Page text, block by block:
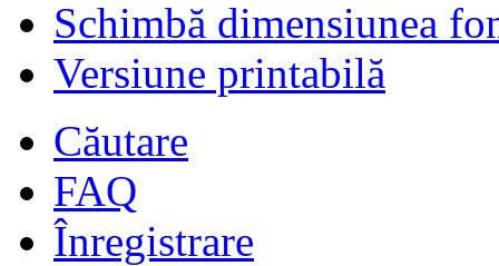
Schimbă dimensiunea
Versiune printabilă
Căutare
FAQ
Înregistrare